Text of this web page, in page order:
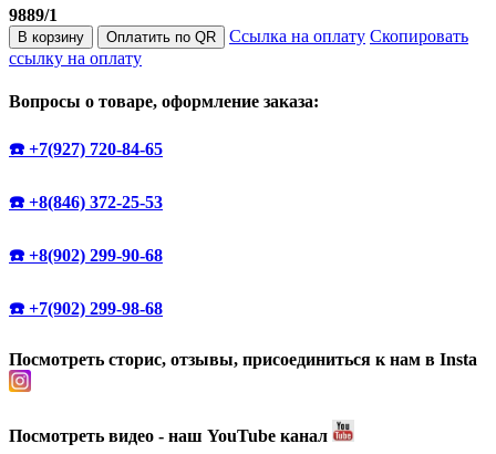
9889/1
В корзину Оплатить по QR Ссылка на оплату Скопировать
ссылку на оплату
Вопросы о товаре, оформление заказа:
☎️ +7(927) 720-84-65
☎️ +8(846) 372-25-53
☎️ +8(902) 299-90-68
☎️ +7(902) 299-98-68
Посмотреть сторис, отзывы, присоединиться к нам в Insta
Посмотреть видео - наш YouTube канал